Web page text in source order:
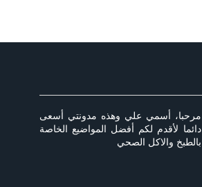
مرحبا، أسمي علي وهذه مدونتي أسعى
دائما لأقدم لكم أفضل المواضيع الخاصة
بالطبخ والاكل الصحي